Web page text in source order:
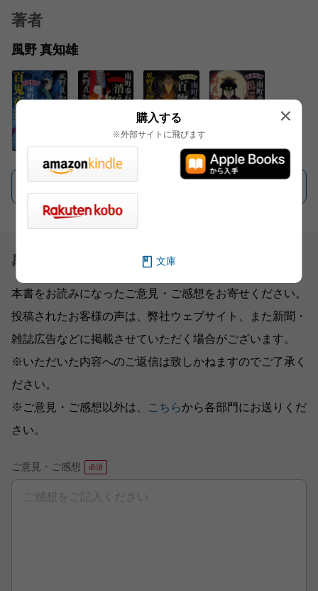
著者
風野 真知雄
感想を送る
本書をお読みになったご意見・ご感想をお寄せください。
投稿されたお客様の声は、弊社ウェブサイト、また新聞・
雑誌広告などに掲載させていただく場合がございます。
※いただいた内容へのご返信は致しかねますのでご了承く
ださい。
※ご意見・ご感想以外は、
こちらから各部門にお送りくだ
さい。
ご意見・ご感想
購入する
※外部サイトに飛びます
文庫